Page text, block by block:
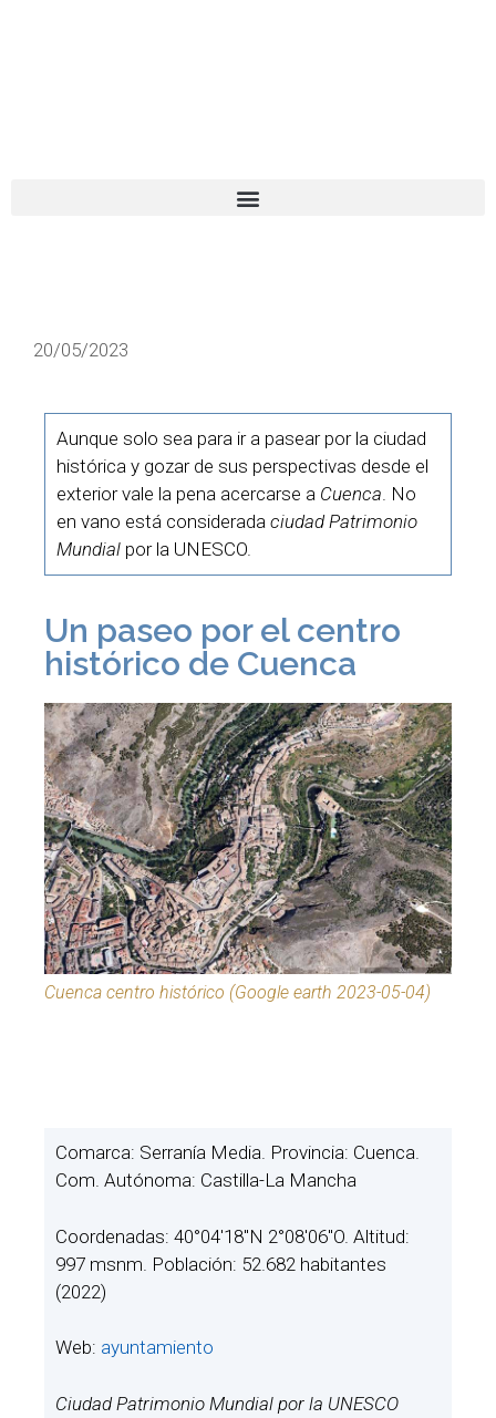
20/05/2023
Aunque solo sea para ir a pasear por la ciudad
histórica y gozar de sus perspectivas desde el
exterior vale la pena acercarse a Cuenca . No
en vano está considerada ciudad Patrimonio
Mundial por la UNESCO.
Un paseo por el centro
histórico de Cuenca
Cuenca centro histórico (Google earth 2023-05-04)
Comarca: Serranía Media. Provincia: Cuenca.
Com. Autónoma: Castilla-La Mancha
Coordenadas: 40°04′18″N 2°08′06″O. Altitud:
997 msnm. Población: 52.682 habitantes
(2022)
Web: ayuntamiento
Ciudad Patrimonio Mundial por la UNESCO